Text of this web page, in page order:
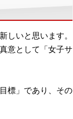
しいと思います。
意として「女子サ
標」であり、その